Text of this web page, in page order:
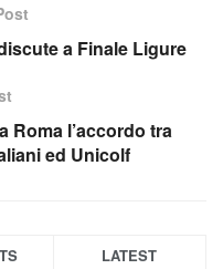
a Finale Ligure
Roma l’accordo tra
ed Unicolf
LATEST